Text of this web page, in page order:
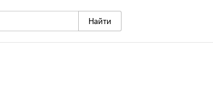
Найти